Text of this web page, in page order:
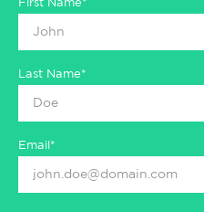
First Name*
Last Name*
Email*